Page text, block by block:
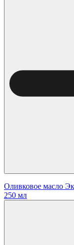
Оливковое масло
250 мл